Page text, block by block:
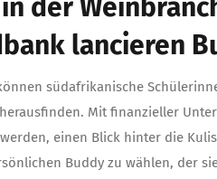
der
lancieren
südafrikanische
herausfinden. Mit finanzieller
einen Blick hinter die
Buddy zu wählen, der